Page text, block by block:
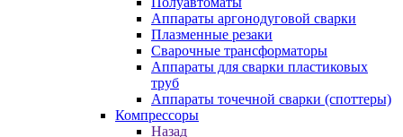
Аппараты аргонодуговой сварки
Плазменные резаки
Сварочные трансформаторы
Аппараты для сварки пластиковых
труб
Аппараты точечной сварки (споттеры)
Компрессоры
Назад